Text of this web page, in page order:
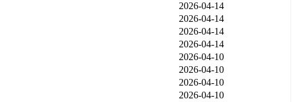
2026-04-14
2026-04-14
2026-04-14
2026-04-14
2026-04-10
2026-04-10
2026-04-10
2026-04-10